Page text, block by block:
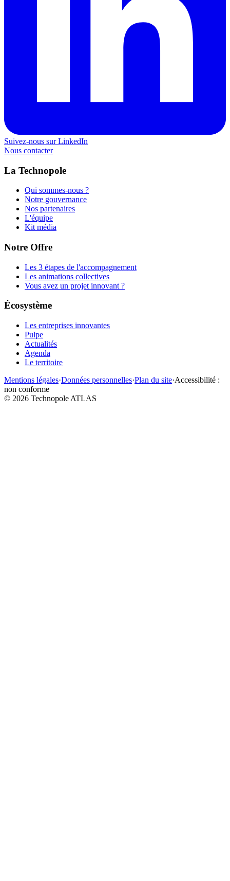
Suivez-nous sur LinkedIn
Nous contacter
La Technopole
Qui sommes-nous ?
Notre gouvernance
Nos partenaires
L'équipe
Kit média
Notre Offre
Les 3 étapes de l'accompagnement
Les animations collectives
Vous avez un projet innovant ?
Écosystème
Les entreprises innovantes
Pulpe
Actualités
Agenda
Le territoire
Mentions légales·Données personnelles·Plan du site·Accessibilité :
non conforme
© 2026 Technopole ATLAS